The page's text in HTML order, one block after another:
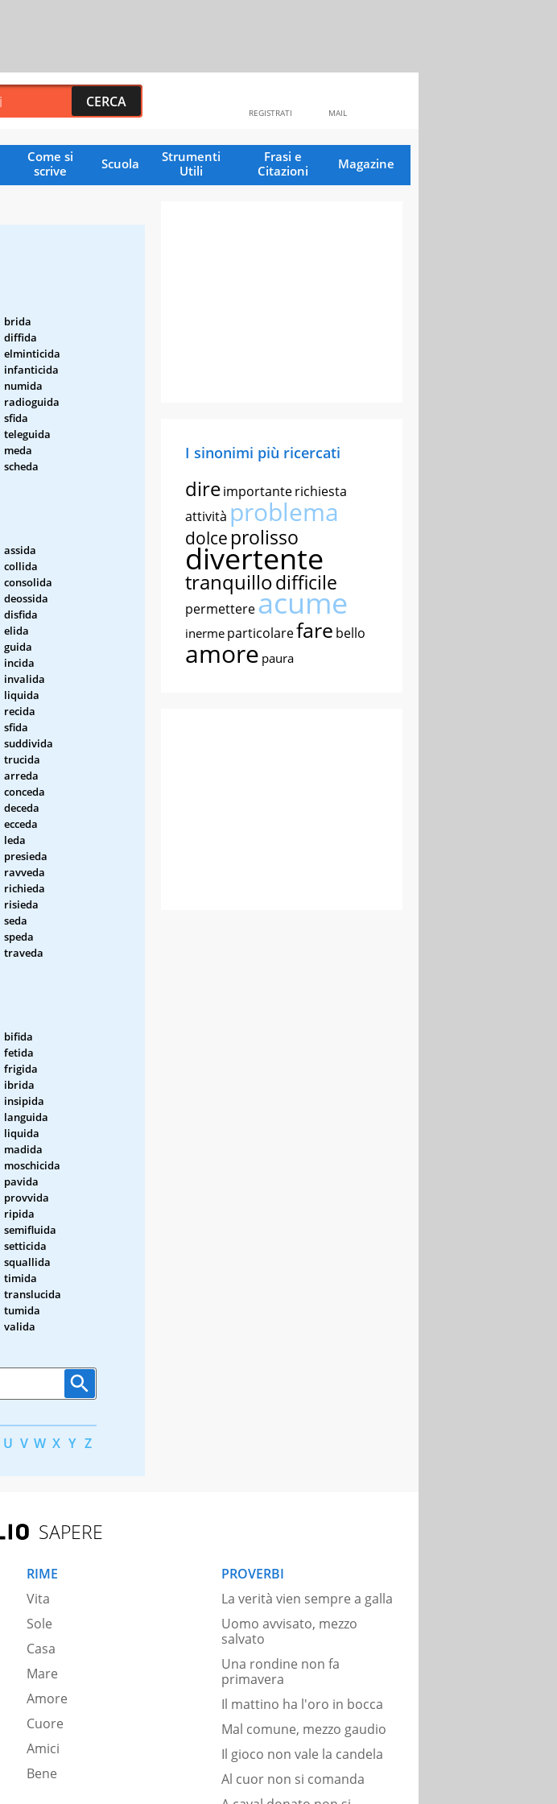
MAIL
REGISTRATI
Come si
scrive
Scuola
Strumenti
Utili
Frasi e
Citazioni
Magazine
brida
diffida
elminticida
infanticida
numida
radioguida
sfida
teleguida
meda
scheda
assida
collida
consolida
deossida
disfida
elida
guida
incida
invalida
liquida
recida
sfida
suddivida
trucida
arreda
conceda
deceda
ecceda
leda
presieda
ravveda
richieda
risieda
seda
speda
traveda
bifida
fetida
frigida
ibrida
insipida
languida
liquida
madida
moschicida
pavida
provvida
ripida
semifluida
setticida
squallida
timida
translucida
tumida
valida
U V W X Y Z
I sinonimi più ricercati
direimportanterichiesta
attività problema
dolce prolisso
divertente
tranquillodifficile
permettereacume
inerme particolarefare bello
amore paura
SAPERE
RIME
Vita
Sole
Casa
Mare
Amore
Cuore
Amici
Bene
PROVERBI
La verità vien sempre a galla
Uomo avvisato, mezzo
salvato
Una rondine non fa
primavera
Il mattino ha l'oro in bocca
Mal comune, mezzo gaudio
Il gioco non vale la candela
Al cuor non si comanda